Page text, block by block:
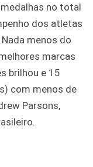
no total
dos atletas
menos do
marcas
brilhou e 15
com menos de
Parsons,